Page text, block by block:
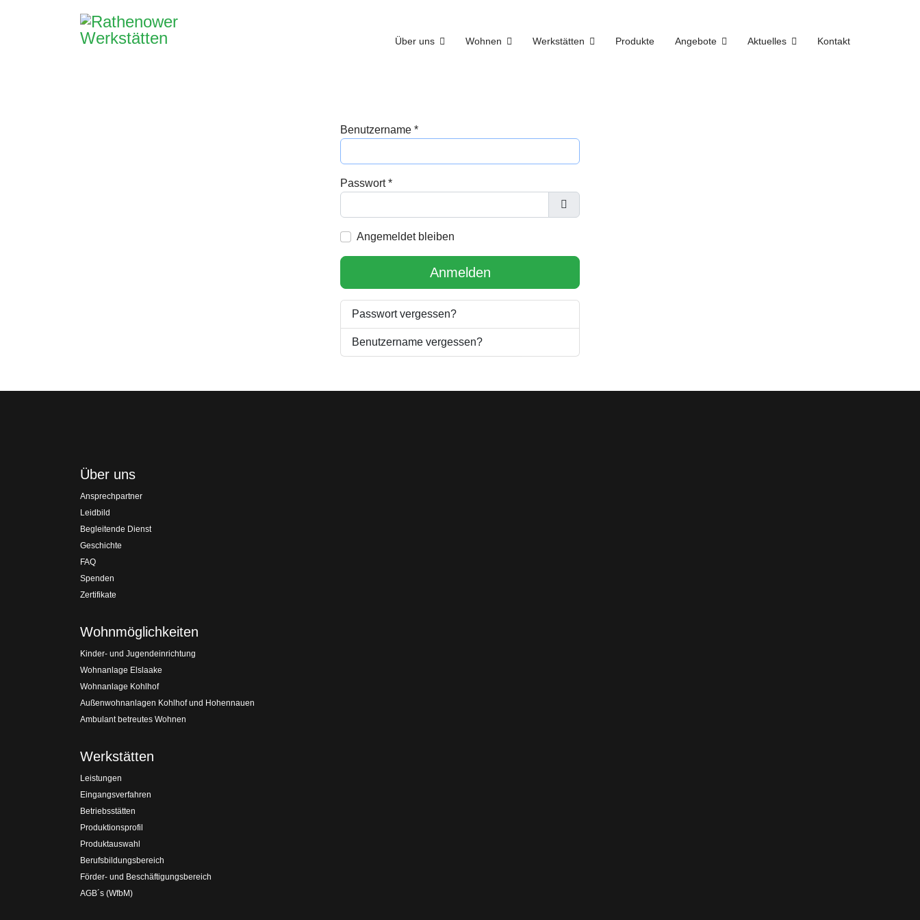
Über uns Wohnen Werkstätten Produkte Angebote Aktuelles Kontakt
Benutzername *
Passwort*
Passwort anzeigen
Angemeldet bleiben
Anmelden
Passwort vergessen?
Benutzername vergessen?
Über uns
Ansprechpartner
Leidbild
Begleitende Dienst
Geschichte
FAQ
Spenden
Zertifikate
Wohnmöglichkeiten
Kinder- und Jugendeinrichtung
Wohnanlage Elslaake
Wohnanlage Kohlhof
Außenwohnanlagen Kohlhof und Hohennauen
Ambulant betreutes Wohnen
Werkstätten
Leistungen
Eingangsverfahren
Betriebsstätten
Produktionsprofil
Produktauswahl
Berufsbildungsbereich
Förder- und Beschäftigungsbereich
AGB´s (WfbM)